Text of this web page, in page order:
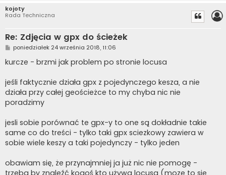
kojoty
Rada Techniczna
Re: Zdjęcia w gpx do ścieżek
P
o
s
t
poniedziałek 24 września 2018, 11:06
kurcze - brzmi jak problem po stronie locusa
jeśli faktycznie działa gpx z pojedynczego kesza, a nie
działa przy całej geościeżce to my chyba nic nie
poradzimy
jesli sobie porównać te gpx-y to one są dokładnie takie
same co do treści - tylko taki gpx sciezkowy zawiera w
sobie wiele keszy a taki pojedynczy - tylko jeden
obawiam się, że przynajmniej ja już nic nie pomogę -